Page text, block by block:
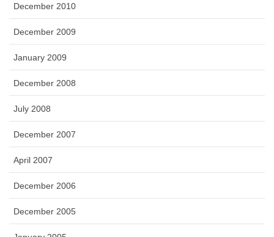
December 2010
December 2009
January 2009
December 2008
July 2008
December 2007
April 2007
December 2006
December 2005